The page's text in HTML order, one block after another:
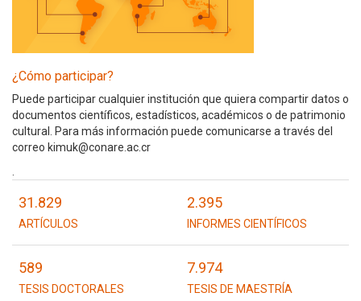
¿Cómo participar?
Puede participar cualquier institución que quiera compartir datos o
documentos científicos, estadísticos, académicos o de patrimonio
cultural. Para más información puede comunicarse a través del
correo kimuk@conare.ac.cr
31.829
ARTÍCULOS
2.395
INFORMES CIENTÍFICOS
589
TESIS DOCTORALES
7.974
TESIS DE MAESTRÍA